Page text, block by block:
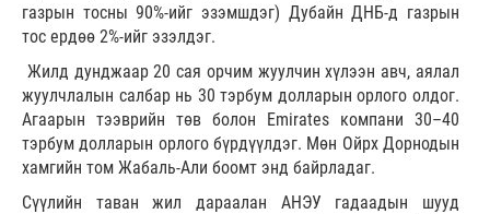
газрын тосны 90%-ийг эзэмшдэг) Дубайн ДНБ-д газрын
тос ердөө 2%-ийг эзэлдэг.
Жилд дунджаар 20 сая орчим жуулчин хүлээн авч, аялал
жуулчлалын салбар нь 30 тэрбум долларын орлого олдог.
Агаарын тээврийн төв болон Emirates компани 30–40
тэрбум долларын орлого бүрдүүлдэг. Мөн Ойрх Дорнодын
хамгийн том Жабаль-Али боомт энд байрладаг.
Сүүлийн таван жил дараалан АНЭУ гадаадын шууд